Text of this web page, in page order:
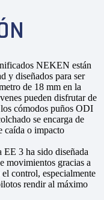
NEKEN están
y diseñados para ser
de 18 mm en la
pueden disfrutar de
cómodos puños ODI
se encarga de
caída o impacto
EE 3 ha sido diseñada
movimientos gracias a
control, especialmente
rendir al máximo